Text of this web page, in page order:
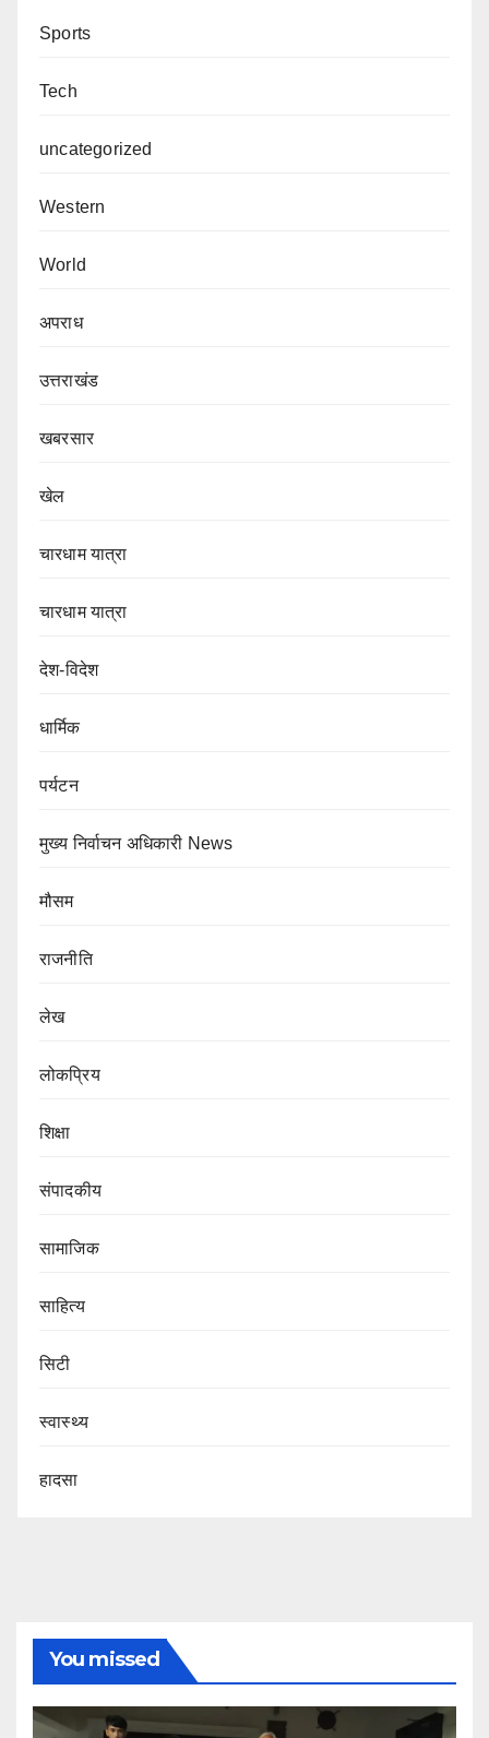
Sports
Tech
uncategorized
Western
World
अपराध
उत्तराखंड
खबरसार
खेल
चारधाम यात्रा
चारधाम यात्रा
देश-विदेश
धार्मिक
पर्यटन
मुख्य निर्वाचन अधिकारी News
मौसम
राजनीति
लेख
लोकप्रिय
शिक्षा
संपादकीय
सामाजिक
साहित्य
सिटी
स्वास्थ्य
हादसा
You missed